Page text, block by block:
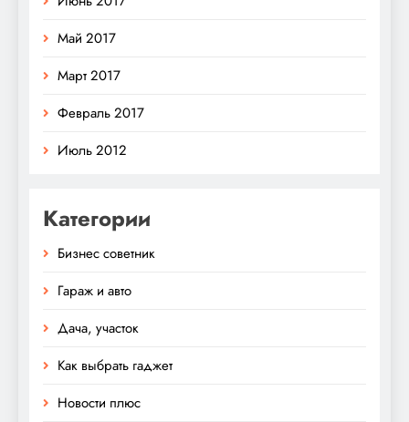
Май 2017
Март 2017
Февраль 2017
Июль 2012
Категории
Бизнес советник
Гараж и авто
Дача, участок
Как выбрать гаджет
Новости плюс